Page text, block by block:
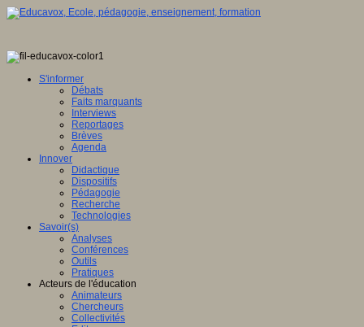
S'informer
Débats
Faits marquants
Interviews
Reportages
Brèves
Agenda
Innover
Didactique
Dispositifs
Pédagogie
Recherche
Technologies
Savoir(s)
Analyses
Conférences
Outils
Pratiques
Acteurs de l'éducation
Animateurs
Chercheurs
Collectivités